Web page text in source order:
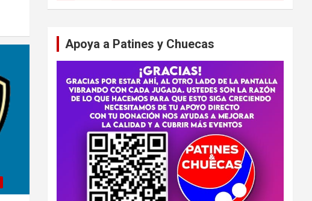
Apoya a Patines y Chuecas